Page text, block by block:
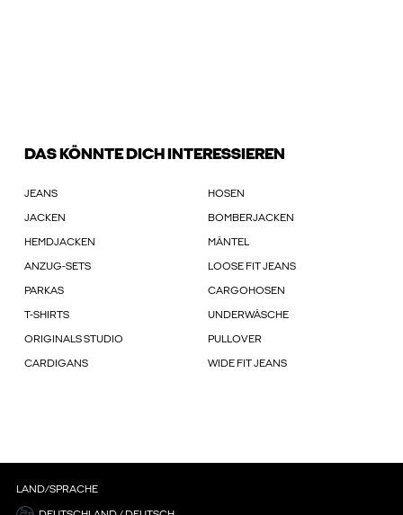
DAS KÖNNTE DICH INTERESSIEREN
JEANS HOSEN
JACKEN BOMBERJACKEN
HEMDJACKEN MÄNTEL
ANZUG-SETS LOOSE FIT JEANS
PARKAS CARGOHOSEN
T-SHIRTS UNDERWÄSCHE
ORIGINALS STUDIO PULLOVER
CARDIGANS WIDE FIT JEANS
LAND/SPRACHE